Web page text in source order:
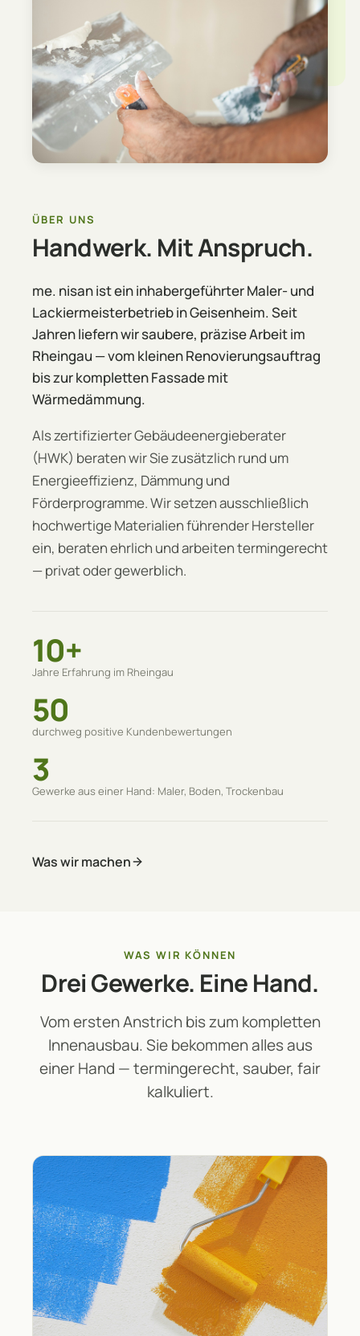
ÜBER UNS
Handwerk. Mit Anspruch.
me. nisan ist ein inhabergeführter Maler- und
Lackiermeisterbetrieb in Geisenheim. Seit
Jahren liefern wir saubere, präzise Arbeit im
Rheingau — vom kleinen Renovierungsauftrag
bis zur kompletten Fassade mit
Wärmedämmung.
Als zertifizierter Gebäudeenergieberater
(HWK) beraten wir Sie zusätzlich rund um
Energieeffizienz, Dämmung und
Förderprogramme. Wir setzen ausschließlich
hochwertige Materialien führender Hersteller
ein, beraten ehrlich und arbeiten termingerecht
— privat oder gewerblich.
10+
Jahre Erfahrung im Rheingau
50
durchweg positive Kundenbewertungen
3
Gewerke aus einer Hand: Maler, Boden, Trockenbau
Was wir machen
WAS WIR KÖNNEN
Drei Gewerke. Eine Hand.
Vom ersten Anstrich bis zum kompletten
Innenausbau. Sie bekommen alles aus
einer Hand — termingerecht, sauber, fair
kalkuliert.